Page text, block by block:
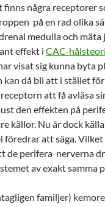
några receptorer
på en rad olika
medulla och
effekt i CAC-
visat sig kunna byta
kan då bli att i stället
att få avläsa
den effekten på
källor. Nu är dock
föredrar att säga.
de perifera nerverna
av exakt samma
familjer)